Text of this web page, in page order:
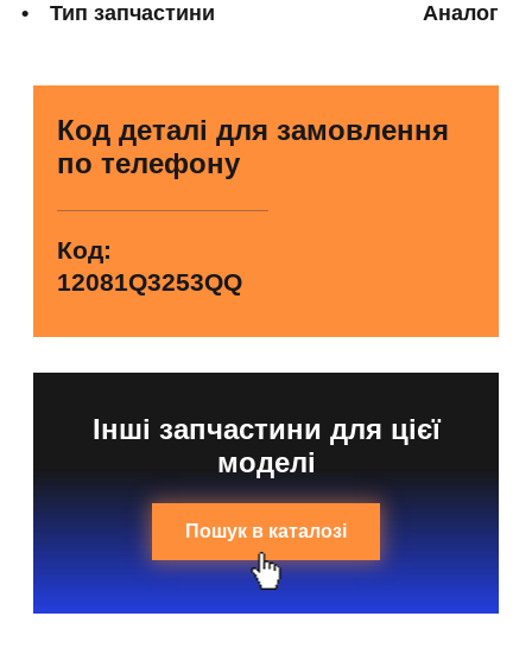
Тип запчастини Аналог
Код деталі для замовлення
по телефону
Код:
12081Q3253QQ
Інші запчастини для цієї
моделі
Пошук в каталозі